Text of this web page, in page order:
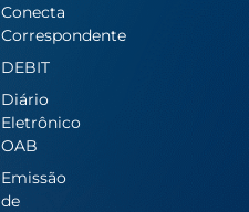
Conecta
Correspondente
DEBIT
Diário
Eletrônico
OAB
Emissão
de